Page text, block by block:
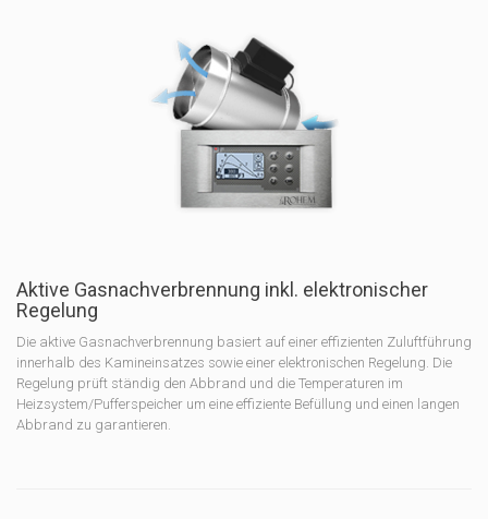
Aktive Gasnachverbrennung inkl. elektronischer
Regelung
Die aktive Gasnachverbrennung basiert auf einer effizienten Zuluftführung
innerhalb des Kamineinsatzes sowie einer elektronischen Regelung. Die
Regelung prüft ständig den Abbrand und die Temperaturen im
Heizsystem/Pufferspeicher um eine effiziente Befüllung und einen langen
Abbrand zu garantieren.